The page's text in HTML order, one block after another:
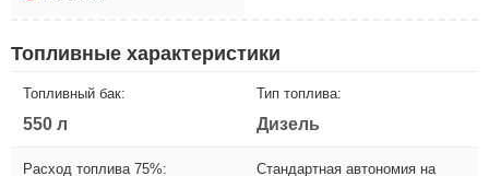
Топливные характеристики
Топливный бак:
550 л
Тип топлива:
Дизель
Расход топлива 75%:
Стандартная автономия на